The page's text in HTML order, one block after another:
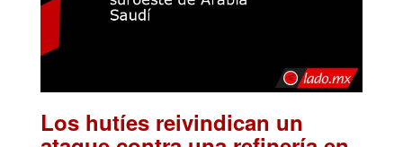
Los hutíes reivindican un